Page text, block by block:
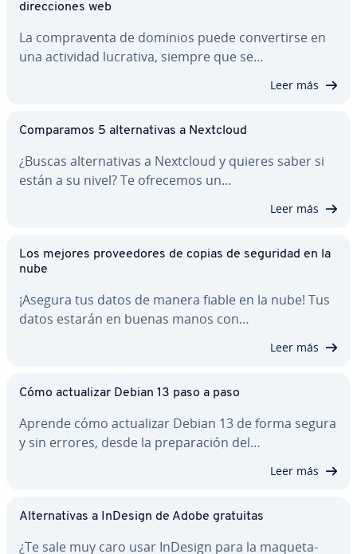
di­re­c­cio­nes web
La co­m­pra­ve­n­ta de dominios puede co­n­ve­r­ti­r­se en
una actividad lucrativa, siempre que se…
Leer más
Co­m­pa­ra­mos 5 al­te­r­na­ti­vas a Nextcloud
¿Buscas al­te­r­na­ti­vas a Nextcloud y quieres saber si
están a su nivel? Te ofrecemos un…
Leer más
Los mejores pro­vee­do­res de copias de seguridad en la
nube
¡Asegura tus datos de manera fiable en la nube! Tus
datos estarán en buenas manos con…
Leer más
Cómo ac­tua­li­zar Debian 13 paso a paso
Aprende cómo ac­tua­li­zar Debian 13 de forma segura
y sin errores, desde la pre­pa­ra­ción del…
Leer más
Al­te­r­na­ti­vas a InDesign de Adobe gratuitas
¿Te sale muy caro usar InDesign para la ma­que­ta­